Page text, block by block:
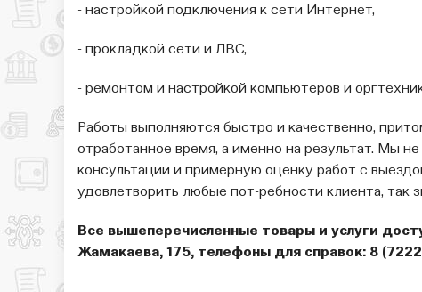
- настройкой подключения к сети Интернет,
- прокладкой сети и ЛВС,
- ремонтом и настройкой компьютеров и
Работы выполняются быстро и качественно,
отработанное время, а именно на результат. Мы
консультации и примерную оценку работ с
удовлетворить любые пот-ребности клиента, так
Все вышеперечисленные товары и услуги
Жамакаева, 175, телефоны для справок: 8